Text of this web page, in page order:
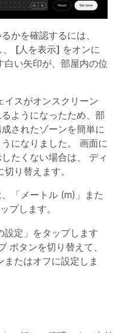
かを確認するには、
[人を表示] をオンに
白い矢印が、部屋内の位
イスがオンスクリーン
ようになったため、部
されたゾーンを簡単に
になりました。 画面に
たくない場合は、 ディ
切り替えます。
「メートル (m)」また
プします。
設定」をタップします
ボタンを切り替えて、
たはオフに設定しま